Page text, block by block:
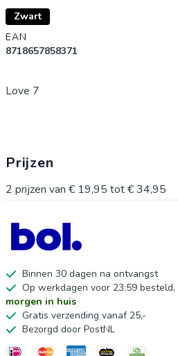
Zwart
EAN
8718657858371
Love 7
Prijzen
2 prijzen van € 19,95 tot€ 34,95
Binnen 30 dagen na ontvangst
Op werkdagen voor 23:59 besteld,
morgen in huis
Gratis verzending vanaf 25,-
Bezorgd door PostNL